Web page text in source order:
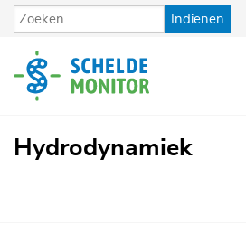
Overslaan
en
de
inhoud
Indienen
Hydrodynamiek